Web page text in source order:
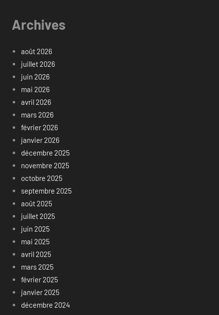
Archives
août 2026
juillet 2026
juin 2026
mai 2026
avril 2026
mars 2026
février 2026
janvier 2026
décembre 2025
novembre 2025
octobre 2025
septembre 2025
août 2025
juillet 2025
juin 2025
mai 2025
avril 2025
mars 2025
février 2025
janvier 2025
décembre 2024